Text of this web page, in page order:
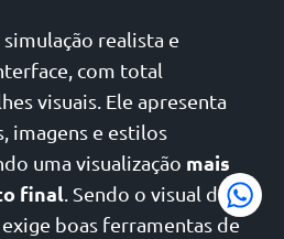
simulação realista e
com total
visuais. Ele apresenta
imagens e estilos
uma visualização mais
final . Sendo o visual do
boas ferramentas de